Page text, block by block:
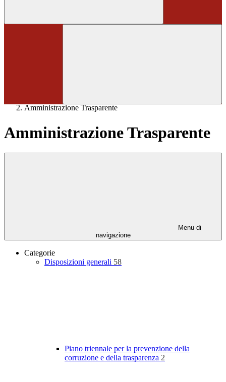
Amministrazione Trasparente
Amministrazione Trasparente
Menu di
navigazione
Categorie
Disposizioni generali 58
Piano triennale per la prevenzione della
corruzione e della trasparenza 2